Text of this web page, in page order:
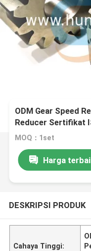
ODM Gear Speed
Reducer Sertifikat
MOQ：1set
Harga
DESKRIPSI PRODUK
Cahaya Tinggi: